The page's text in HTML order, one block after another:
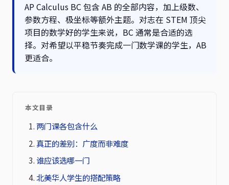
AP Calculus BC 包含 AB 的全部内容，加上级数、
参数方程、极坐标等额外主题。对志在 STEM 顶尖
项目的数学好的学生来说，BC 通常是合适的选
择。对希望以平稳节奏完成一门数学课的学生，AB
更适合。
本文目录
两门课各包含什么
真正的差别：广度而非难度
谁应该选哪一门
北美华人学生的搭配策略